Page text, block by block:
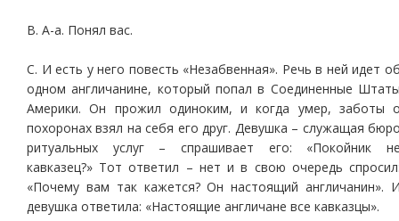
В. А-а. Понял вас.
С. И есть у него повесть «Незабвенная». Речь в ней идет
одном англичанине, который попал в Соединенные
Америки. Он прожил одиноким, и когда умер, заботы
похоронах взял на себя его друг. Девушка – служащая
ритуальных услуг – спрашивает его: «Покойник
кавказец?» Тот ответил – нет и в свою очередь
«Почему вам так кажется? Он настоящий англичанин».
девушка ответила: «Настоящие англичане все кавказцы».